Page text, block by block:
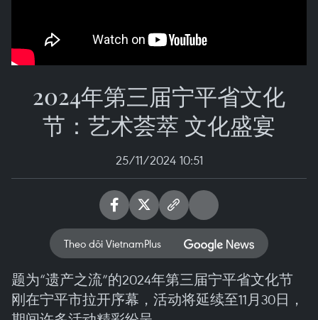
2024年第三届宁平省文化
节：艺术荟萃 文化盛宴
25/11/2024 10:51
Theo dõi VietnamPlus
题为“遗产之流”的2024年第三届宁平省文化节
刚在宁平市拉开序幕，活动将延续至11月30日，